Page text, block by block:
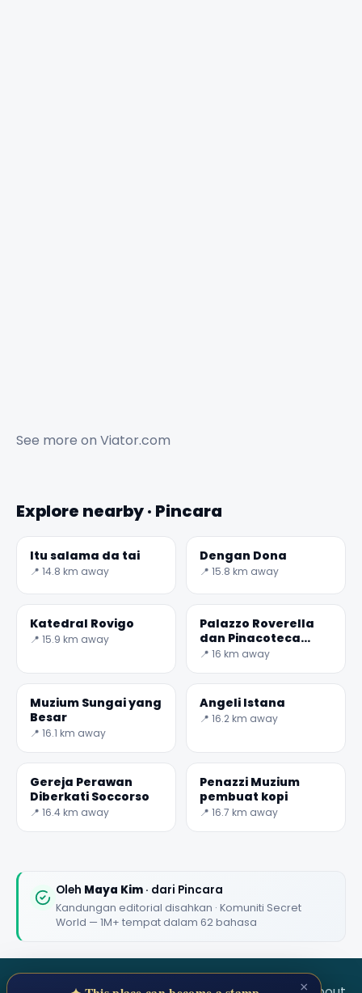
See more on Viator.com
Explore nearby · Pincara
Itu salama da tai
📍 14.8 km away
Dengan Dona
📍 15.8 km away
Katedral Rovigo
📍 15.9 km away
Palazzo Roverella
dan Pinacoteca
dell'accademia dei
📍 16 km away
Muzium Sungai yang
Besar
📍 16.1 km away
Angeli Istana
📍 16.2 km away
Gereja Perawan
Diberkati Soccorso
📍 16.4 km away
Penazzi Muzium
pembuat kopi
📍 16.7 km away
Oleh Maya Kim · dari Pincara
Kandungan editorial disahkan · Komuniti Secret
World — 1M+ tempat dalam 62 bahasa
✕
★★★★★
1,000,000+ places in your pocket. Free.
×